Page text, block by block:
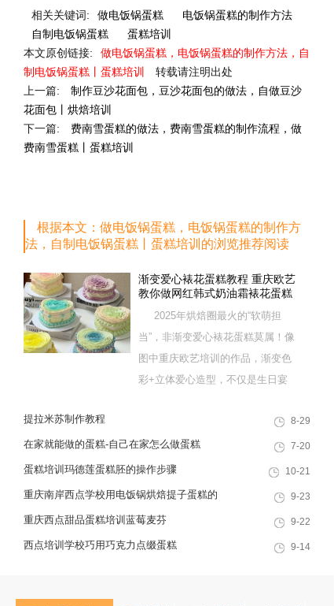
相关关键词: 做电饭锅蛋糕
电饭锅蛋糕的制作方法
自制电饭锅蛋糕
蛋糕培训
本文原创链接:
做电饭锅蛋糕，电饭锅蛋糕的制作方法，自
制电饭锅蛋糕丨蛋糕培训
转载请注明出处
上一篇:
制作豆沙花面包，豆沙花面包的做法，自做豆沙
花面包丨烘焙培训
下一篇:
费南雪蛋糕的做法，费南雪蛋糕的制作流程，做
费南雪蛋糕丨蛋糕培训
根据本文：做电饭锅蛋糕，电饭锅蛋糕的制作方
法，自制电饭锅蛋糕丨蛋糕培训的浏览推荐阅读
渐变爱心裱花蛋糕教程 重庆欧艺
教你做网红韩式奶油霜裱花蛋糕
2025年烘焙圈最火的“软萌担
当”，非渐变爱心裱花蛋糕莫属！像
图中重庆欧艺培训的作品，渐变色
彩+立体爱心造型，不仅是生日宴
单品。这款蛋糕看似复杂，实则掌
握“意式奶油霜+渐变裱花”核心技
巧，在家也能复刻。今天重庆欧艺
提拉米苏制作教程 8-29
在家就能做的蛋糕-自己在家怎么做蛋糕 7-20
蛋糕培训玛德莲蛋糕胚的操作步骤 10-21
重庆南岸西点学校用电饭锅烘焙提子蛋糕的
食材
9-23
重庆西点甜品蛋糕培训蓝莓麦芬 9-22
西点培训学校巧用巧克力点缀蛋糕 9-14